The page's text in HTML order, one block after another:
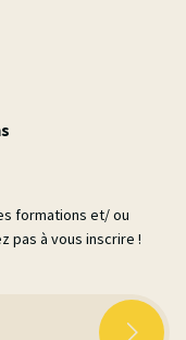
formations et/ ou
pas à vous inscrire !